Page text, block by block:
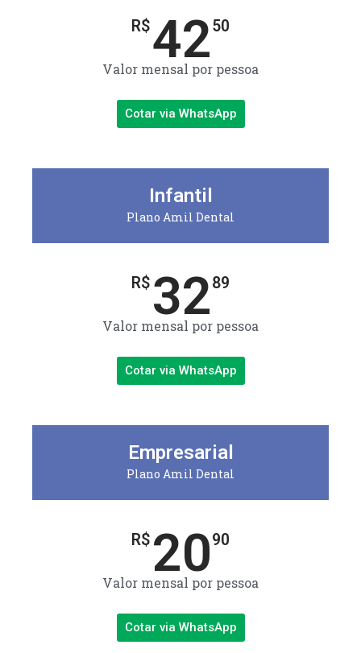
R$4250
Valor mensal por pessoa
Cotar via WhatsApp
Infantil
Plano Amil Dental
R$ 3289
Valor mensal por pessoa
Cotar via WhatsApp
Empresarial
Plano Amil Dental
R$ 2090
Valor mensal por pessoa
Cotar via WhatsApp